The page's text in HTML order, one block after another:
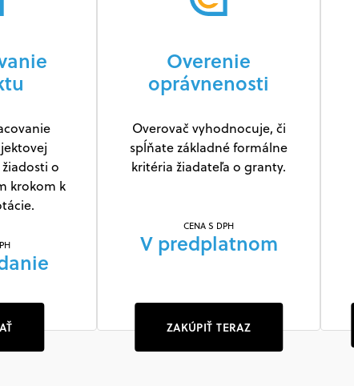
o
krokom k
Overenie
oprávnenosti
Overovač vyhodnocuje, či
spĺňate základné formálne
kritéria žiadateľa o granty.
CENA S DPH
V predplatnom
ZAKÚPIŤ TERAZ